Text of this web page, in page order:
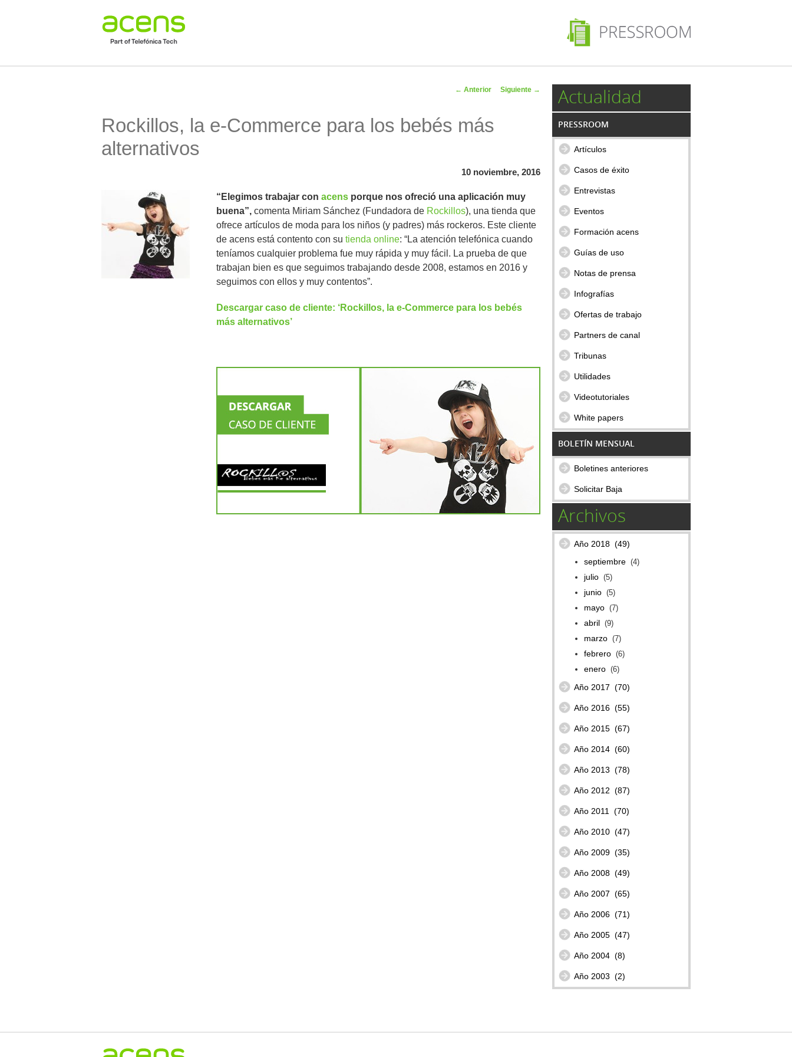
Navegador de
← Anterior Siguiente →
Rockillos, la e-Commerce para los bebés más
alternativos
10 noviembre, 2016
“Elegimos trabajar con acens porque nos ofreció una aplicación muy
buena”, comenta Miriam Sánchez (Fundadora de Rockillos), una tienda que
ofrece artículos de moda para los niños (y padres) más rockeros. Este cliente
de acens está contento con su tienda online: “La atención telefónica cuando
teníamos cualquier problema fue muy rápida y muy fácil. La prueba de que
trabajan bien es que seguimos trabajando desde 2008, estamos en 2016 y
seguimos con ellos y muy contentos”.
Descargar caso de cliente: ‘Rockillos, la e-Commerce para los bebés
más alternativos’
Actualidad
PRESSROOM
Artículos
Casos de éxito
Entrevistas
Eventos
Formación acens
Guías de uso
Notas de prensa
Infografías
Ofertas de trabajo
Partners de canal
Tribunas
Utilidades
Videotutoriales
White papers
BOLETÍN MENSUAL
Boletines anteriores
Solicitar Baja
Archivos
Año 2018 (49)
septiembre (4)
julio (5)
junio (5)
mayo (7)
abril (9)
marzo (7)
febrero (6)
enero (6)
Año 2017 (70)
Año 2016 (55)
Año 2015 (67)
Año 2014 (60)
Año 2013 (78)
Año 2012 (87)
Año 2011 (70)
Año 2010 (47)
Año 2009 (35)
Año 2008 (49)
Año 2007 (65)
Año 2006 (71)
Año 2005 (47)
Año 2004 (8)
Año 2003 (2)